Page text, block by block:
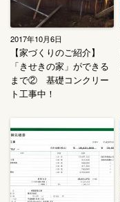
2017年10月6日
【家づくりのご紹介】
「きせきの家」ができる
まで② 基礎コンクリー
ト工事中！